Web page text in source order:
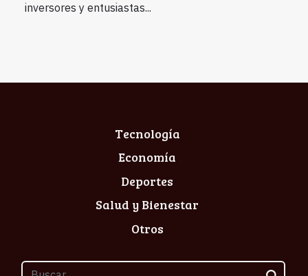
inversores y entusiastas...
Tecnología
Economía
Deportes
Salud y Bienestar
Otros